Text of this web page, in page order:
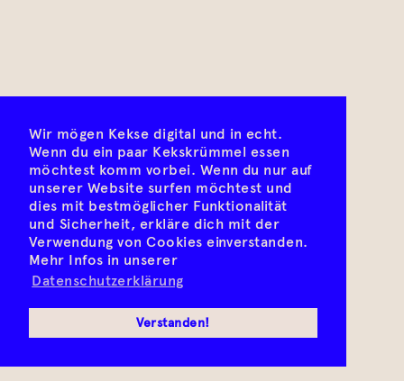
Wir mögen Kekse digital und in echt.
Wenn du ein paar Kekskrümmel essen
möchtest komm vorbei. Wenn du nur auf
unserer Website surfen möchtest und
dies mit bestmöglicher Funktionalität
und Sicherheit, erkläre dich mit der
Verwendung von Cookies einverstanden.
Mehr Infos in unserer
Datenschutzerklärung
Verstanden!